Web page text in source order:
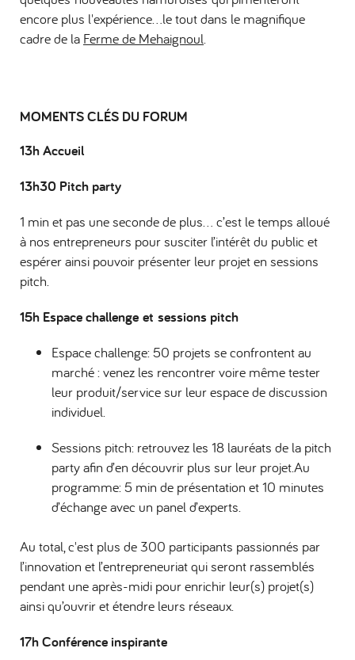
encore plus l'expérience…le tout dans le magnifique
cadre de la Ferme de Mehaignoul.
MOMENTS CLÉS DU FORUM
13h Accueil
13h30 Pitch party
1 min et pas une seconde de plus… c’est le temps alloué
à nos entrepreneurs pour susciter l’intérêt du public et
espérer ainsi pouvoir présenter leur projet en sessions
pitch.
15h Espace challenge et sessions pitch
Espace challenge: 50 projets se confrontent au
marché : venez les rencontrer voire même tester
leur produit/service sur leur espace de discussion
individuel.
Sessions pitch: retrouvez les 18 lauréats de la pitch
party afin d’en découvrir plus sur leur projet.Au
programme: 5 min de présentation et 10 minutes
d’échange avec un panel d’experts.
Au total, c'est plus de 300 participants passionnés par
l’innovation et l’entrepreneuriat qui seront rassemblés
pendant une après-midi pour enrichir leur(s) projet(s)
ainsi qu’ouvrir et étendre leurs réseaux.
17h Conférence inspirante